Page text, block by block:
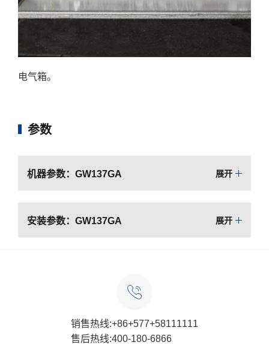
电气箱。
参数
机器参数：GW137GA 展开
安装参数：GW137GA 展开
销售热线:+86+577+58111111
售后热线:400-180-6866